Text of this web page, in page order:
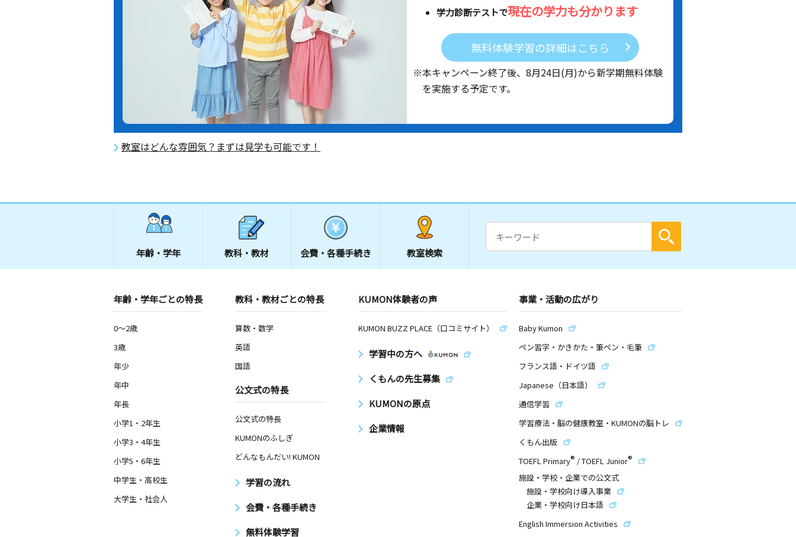
学力診断テストで現在の学力も分かります
無料体験学習の詳細はこちら
※本キャンペーン終了後、 8月24日(月)から新学期無料体験
を実施する予定です。
教室はどんな雰囲気？まずは見学も可能です！
年齢・学年 教科・教材 会費・ 各種手続き 教室検索
年齢・学年ごとの特長
0～2歳
3歳
年少
年中
年長
小学1・2年生
小学3・4年生
小学5・6年生
中学生・高校生
大学生・社会人
教科・教材ごとの特長
算数・数学
英語
国語
公文式の特長
公文式の特長
KUMONのふしぎ
どんなもんだい! KUMON
学習の流れ
会費・各種手続き
無料体験学習
KUMON体験者の声
KUMON BUZZ PLACE（口コミサイト）
学習中の方へ
くもんの先生募集
KUMONの原点
企業情報
事業・活動の広がり
Baby Kumon
ペン習字・かきかた・筆ペン・毛筆
フランス語・ドイツ語
Japanese（日本語）
通信学習
学習療法・脳の健康教室・KUMONの脳トレ
くもん出版
TOEFL Primary® /TOEFL Junior®
施設・学校・企業での公文式
施設・学校向け導入事業
企業・学校向け日本語
English Immersion Activities